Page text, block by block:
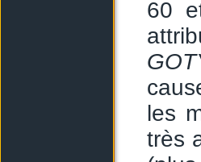
60
les
très